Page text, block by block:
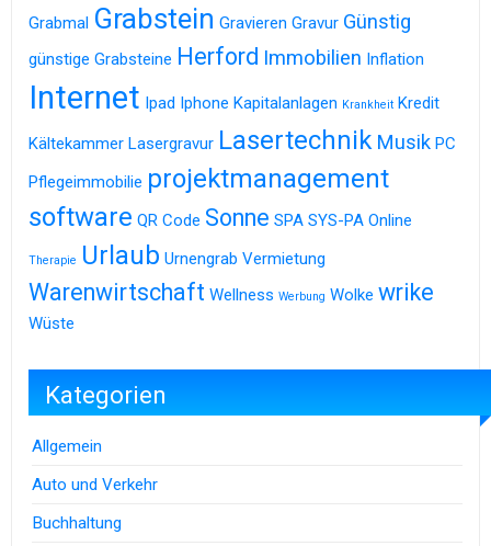
Grabmal Grabstein Gravieren Gravur Günstig
günstige Grabsteine Herford Immobilien Inflation
Internet Ipad Iphone Kapitalanlagen Krankheit Kredit
Kältekammer Lasergravur Lasertechnik Musik PC
Pflegeimmobilie projektmanagement
software QR Code Sonne SPA SYS-PA Online
Therapie Urlaub Urnengrab Vermietung
Warenwirtschaft Wellness Werbung Wolke wrike
Wüste
Kategorien
Allgemein
Auto und Verkehr
Buchhaltung